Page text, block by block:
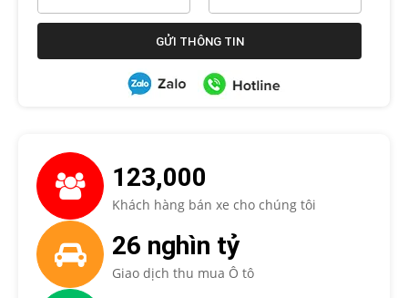
123,000
Khách hàng bán xe cho chúng tôi
26 nghìn tỷ
Giao dịch thu mua Ô tô